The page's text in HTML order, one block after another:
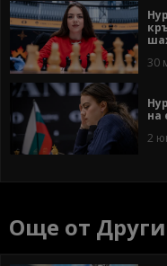
30
на
2
Още от